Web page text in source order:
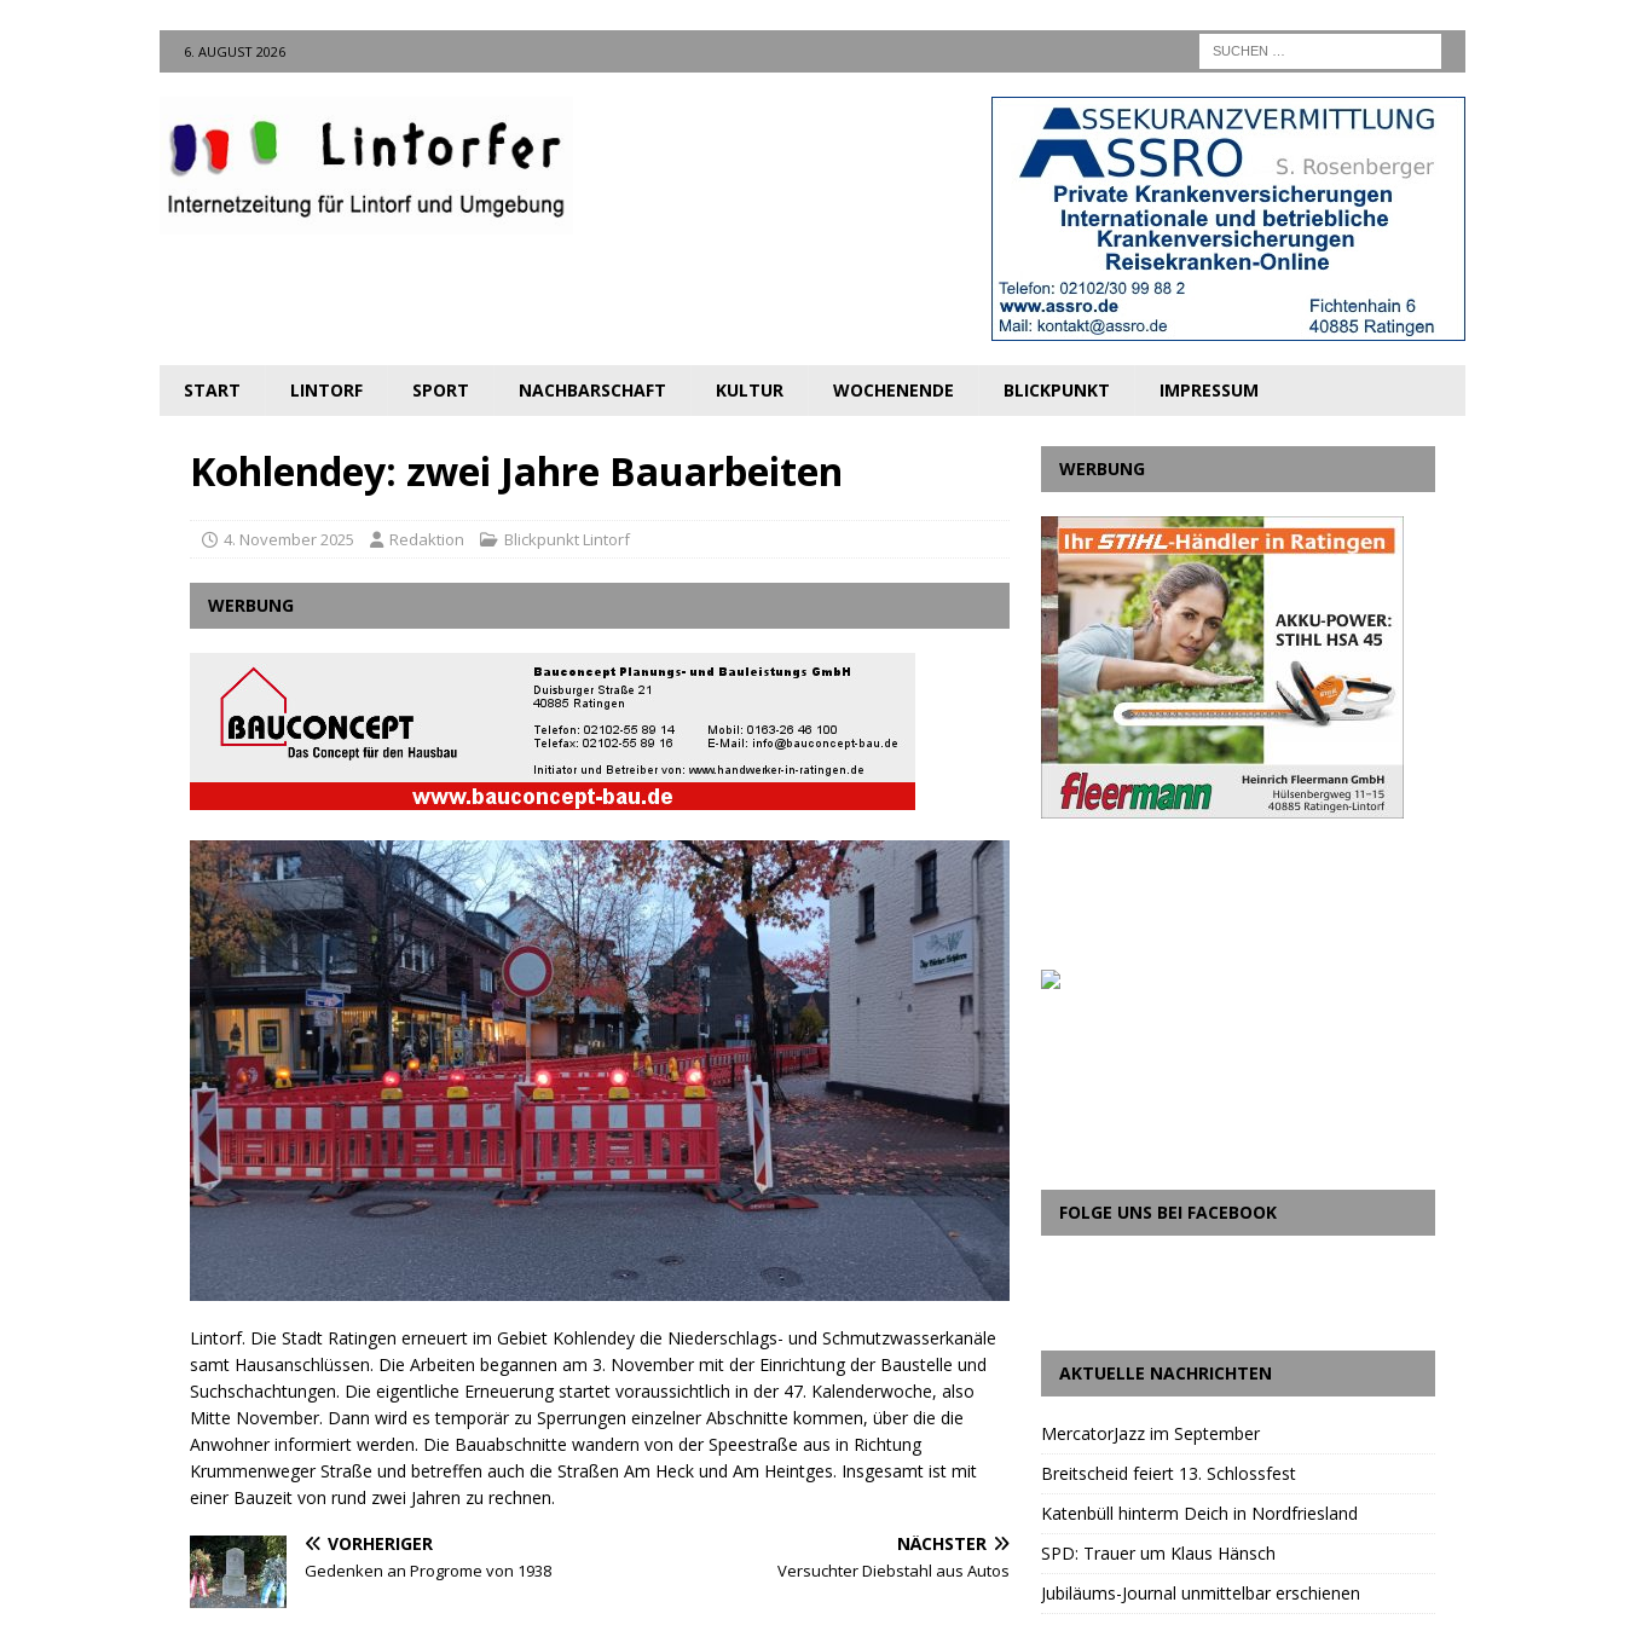
6. AUGUST 2026
START LINTORF SPORT NACHBARSCHAFT KULTUR WOCHENENDE BLICKPUNKT IMPRESSUM
Kohlendey: zwei Jahre Bauarbeiten
4. November 2025 Redaktion Blickpunkt Lintorf
WERBUNG
Lintorf. Die Stadt Ratingen erneuert im Gebiet Kohlendey die Niederschlags- und Schmutzwasserkanäle
samt Hausanschlüssen. Die Arbeiten begannen am 3. November mit der Einrichtung der Baustelle und
Suchschachtungen. Die eigentliche Erneuerung startet voraussichtlich in der 47. Kalenderwoche, also
Mitte November. Dann wird es temporär zu Sperrungen einzelner Abschnitte kommen, über die die
Anwohner informiert werden. Die Bauabschnitte wandern von der Speestraße aus in Richtung
Krummenweger Straße und betreffen auch die Straßen Am Heck und Am Heintges. Insgesamt ist mit
einer Bauzeit von rund zwei Jahren zu rechnen.
VORHERIGER
Gedenken an Progrome von 1938
NÄCHSTER
Versuchter Diebstahl aus Autos
WERBUNG
FOLGE UNS BEI FACEBOOK
AKTUELLE NACHRICHTEN
MercatorJazz im September
Breitscheid feiert 13. Schlossfest
Katenbüll hinterm Deich in Nordfriesland
SPD: Trauer um Klaus Hänsch
Jubiläums-Journal unmittelbar erschienen